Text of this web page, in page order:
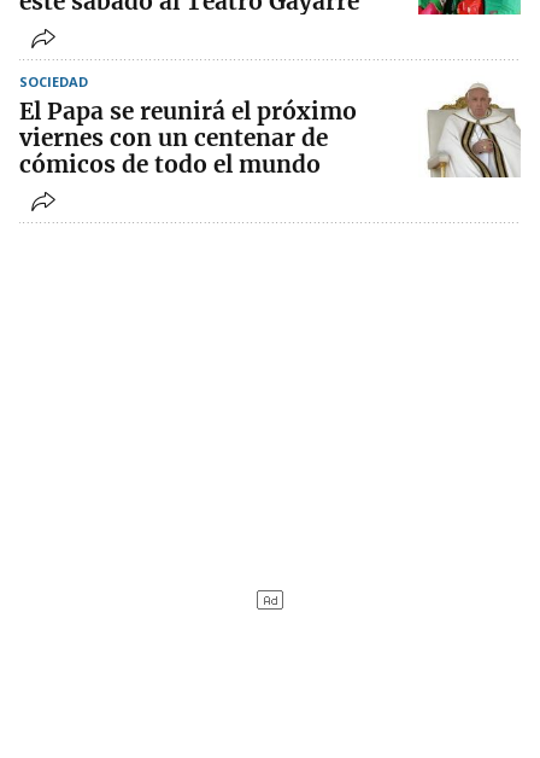
SOCIEDAD
El Papa se reunirá el próximo
viernes con un centenar de
cómicos de todo el mundo